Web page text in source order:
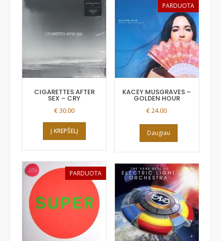
CIGARETTES AFTER
SEX – CRY
€30.00
Į KREPŠELĮ
PARDUOTA
KACEY MUSGRAVES –
GOLDEN HOUR
€24.00
Daugiau
PARDUOTA